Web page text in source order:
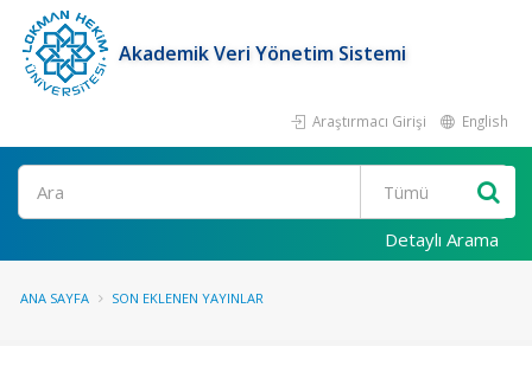
Akademik Veri Yönetim Sistemi
Araştırmacı Girişi English
Ara
Detaylı Arama
ANA SAYFA SON EKLENEN YAYINLAR